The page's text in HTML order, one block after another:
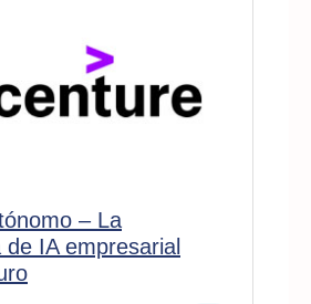
– La
IA empresarial